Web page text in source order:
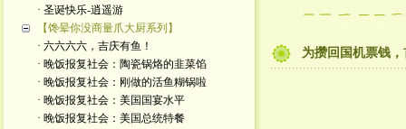
· 圣诞快乐-逍遥游
【馋晕你没商量爪大厨系列】
· 六六六六，吉庆有鱼！
· 晚饭报复社会：陶瓷锅烙的韭菜馅
· 晚饭报复社会：刚做的活鱼糊锅啦
· 晚饭报复社会：美国国宴水平
· 晚饭报复社会：美国总统特餐
为攒回国机票钱